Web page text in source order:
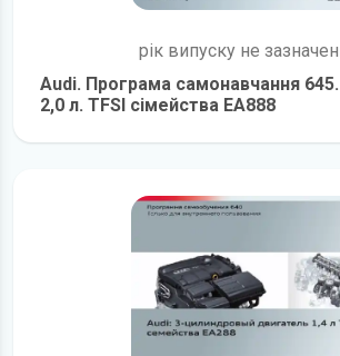
рік випуску не
Audi. Програма самонавчання
2,0 л. TFSI сімейства EA888